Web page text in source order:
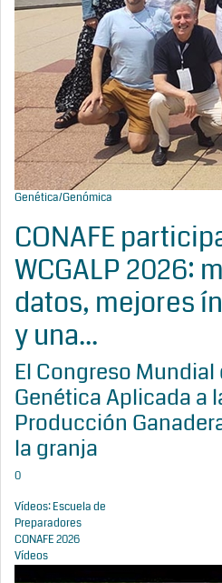
Genética/Genómica
CONAFE
WCGALP 2026:
datos, mejores
y una...
El Congreso Mundial
Genética Aplicada a
Producción
la granja
0
Vídeos: Escuela de
Preparadores
CONAFE 2026
Vídeos